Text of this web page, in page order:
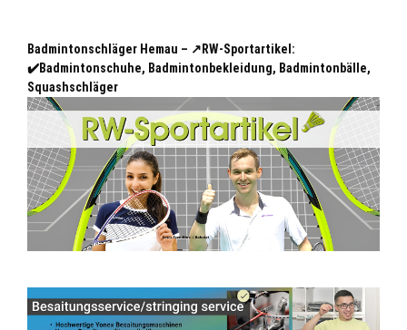
Badmintonschläger Hemau – ↗️RW-Sportartikel:
✔️Badmintonschuhe, Badmintonbekleidung, Badmintonbälle,
Squashschläger